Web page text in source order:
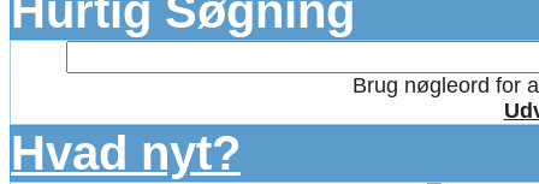
Brug nøgleord for
Hvad nyt?